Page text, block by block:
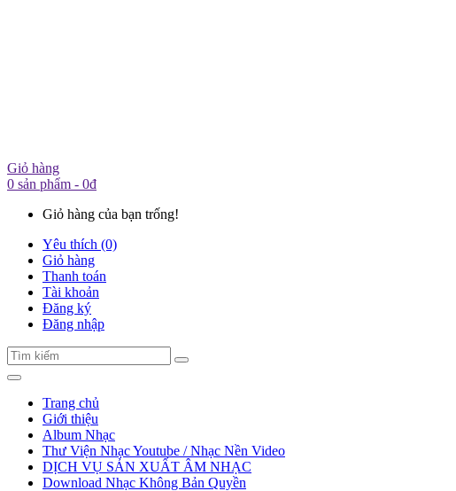
Giỏ hàng
0 sản phẩm - 0đ
Giỏ hàng của bạn trống!
Yêu thích (0)
Giỏ hàng
Thanh toán
Tài khoản
Đăng ký
Đăng nhập
Trang chủ
Giới thiệu
Album Nhạc
Thư Viện Nhạc Youtube / Nhạc Nền Video
DỊCH VỤ SẢN XUẤT ÂM NHẠC
Download Nhạc Không Bản Quyền